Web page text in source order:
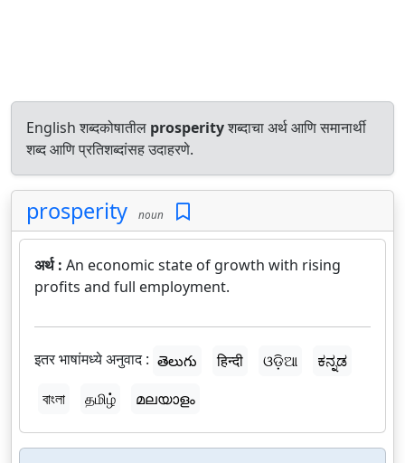
English शब्दकोषातील prosperityशब्दाचा अर्थ आणि समानार्थी
शब्द आणि प्रतिशब्दांसह उदाहरणे.
prosperity noun
अर्थ : An economic state of growth with rising
profits and full employment.
इतर भाषांमध्ये अनुवाद : తెలుగు हिन्दी ଓଡ଼ିଆ
ಕನ್ನಡ
বাংলা
தமிழ் മലയാളം